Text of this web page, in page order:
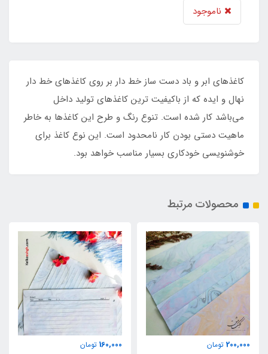
ناموجود
کاغذهای ابر و باد دست ساز خط دار بر روی کاغذهای خط دار
نهال و ایده که از باکیفیت ترین کاغذهای تولید داخل
می‌باشد کار شده است. تنوع رنگ و طرح این کاغذها به خاطر
ماهیت دستی بودن کار نامحدود است. این نوع کاغذ برای
خوشنویسی خودکاری بسیار مناسب خواهد بود.
محصولات مرتبط
160,000 تومان
ناموجود